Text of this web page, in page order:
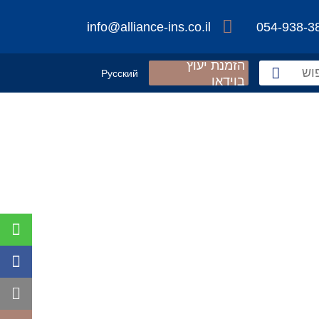
054-938-
info@alliance-ins.co.il
הזמנת יעוץ
בוידאו
Русский